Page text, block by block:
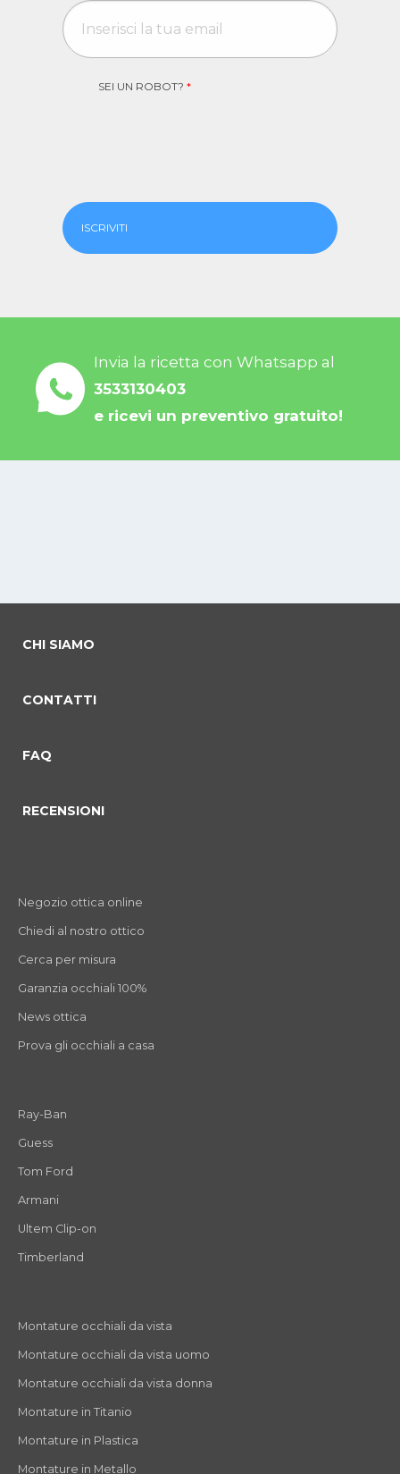
SEI UN ROBOT? *
ISCRIVITI
Invia la ricetta con Whatsapp al
3533130403
e ricevi un preventivo gratuito!
CHI SIAMO
CONTATTI
FAQ
RECENSIONI
Negozio ottica online
Chiedi al nostro ottico
Cerca per misura
Garanzia occhiali 100%
News ottica
Prova gli occhiali a casa
Ray-Ban
Guess
Tom Ford
Armani
Ultem Clip-on
Timberland
Montature occhiali da vista
Montature occhiali da vista uomo
Montature occhiali da vista donna
Montature in Titanio
Montature in Plastica
Montature in Metallo